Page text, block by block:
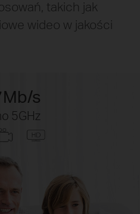
takich jak
wideo w jakości
s
5GHz